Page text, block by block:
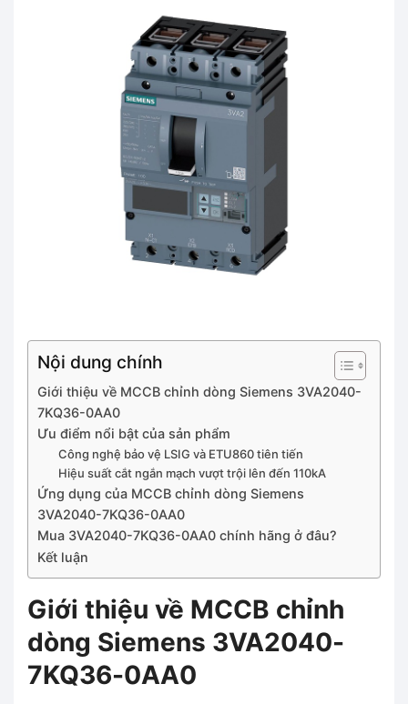
Nội dung chính
Giới thiệu về MCCB chỉnh dòng Siemens 3VA2040-
7KQ36-0AA0
Ưu điểm nổi bật của sản phẩm
Công nghệ bảo vệ LSIG và ETU860 tiên tiến
Hiệu suất cắt ngắn mạch vượt trội lên đến 110kA
Ứng dụng của MCCB chỉnh dòng Siemens
3VA2040-7KQ36-0AA0
Mua 3VA2040-7KQ36-0AA0 chính hãng ở đâu?
Kết luận
Giới thiệu về MCCB chỉnh
dòng Siemens 3VA2040-
7KQ36-0AA0